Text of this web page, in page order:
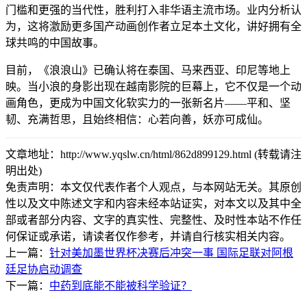
门槛和更强的当代性，胜利打入非华语主流市场。业内分析认
为，这将激励更多国产动画创作者立足本土文化，讲好拥有全
球共鸣的中国故事。
目前，《浪浪山》已确认将在泰国、马来西亚、印尼等地上
映。当小浪的身影出现在越南影院的巨幕上，它不仅是一个动
画角色，更成为中国文化软实力的一张新名片——平和、坚
韧、充满哲思，且始终相信：心若向善，妖亦可成仙。
文章地址：http://www.yqslw.cn/html/862d899129.html (转载请注
明出处)
免责声明：本文仅代表作者个人观点，与本网站无关。其原创
性以及文中陈述文字和内容未经本站证实，对本文以及其中全
部或者部分内容、文字的真实性、完整性、及时性本站不作任
何保证或承诺，请读者仅作参考，并请自行核实相关内容。
上一篇： 针对美加墨世界杯决赛后冲突一事 国际足联对阿根
廷足协启动调查
下一篇： 中药到底能不能被科学验证？